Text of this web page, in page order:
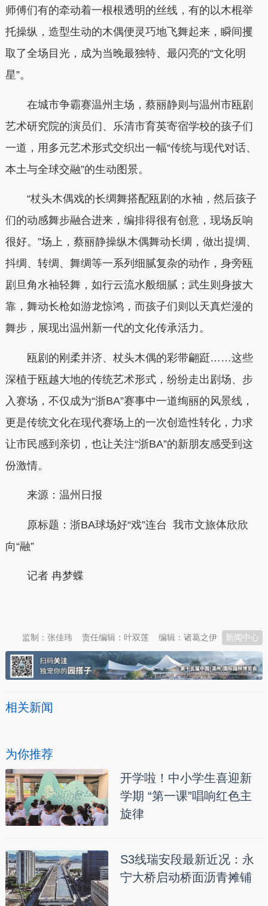
师傅们有的牵动着一根根透明的丝线，有的以木棍举
托操纵，造型生动的木偶便灵巧地飞舞起来，瞬间攫
取了全场目光，成为当晚最独特、最闪亮的“文化明
星”。
在城市争霸赛温州主场，蔡丽静则与温州市瓯剧
艺术研究院的演员们、乐清市育英寄宿学校的孩子们
一道，用多元艺术形式交织出一幅“传统与现代对话、
本土与全球交融”的生动图景。
“杖头木偶戏的长绸舞搭配瓯剧的水袖，然后孩子
们的动感舞步融合进来，编排得很有创意，现场反响
很好。”场上，蔡丽静操纵木偶舞动长绸，做出提绸、
抖绸、转绸、舞绸等一系列细腻复杂的动作，身旁瓯
剧旦角水袖轻舞，如行云流水般细腻；武生则身披大
靠，舞动长枪如游龙惊鸿，而孩子们则以天真烂漫的
舞步，展现出温州新一代的文化传承活力。
瓯剧的刚柔并济、杖头木偶的彩带翩跹……这些
深植于瓯越大地的传统艺术形式，纷纷走出剧场、步
入赛场，不仅成为“浙BA”赛事中一道绚丽的风景线，
更是传统文化在现代赛场上的一次创造性转化，力求
让市民感到亲切，也让关注“浙BA”的新朋友感受到这
份激情。
来源：温州日报
原标题：浙BA球场好“戏”连台 我市文旅体欣欣
向“融”
记者 冉梦蝶
新闻中心
编辑：诸葛之伊
责任编辑：叶双莲
监制：张佳玮
相关新闻
为你推荐
开学啦！中小学生喜迎新
学期 “第一课”唱响红色主
旋律
S3线瑞安段最新近况：永
宁大桥启动桥面沥青摊铺